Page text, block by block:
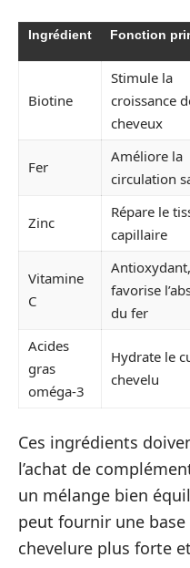
Ingrédient Fonction
Biotine
Stimule la
croissance
cheveux
Fer
Améliore la
circulation
Zinc
Répare le
capillaire
Vitamine
C
Antioxydant,
favorise
du fer
Acides
gras
oméga-3
Hydrate le
chevelu
Ces ingrédients
l’achat de
un mélange bien
peut fournir une
chevelure plus forte